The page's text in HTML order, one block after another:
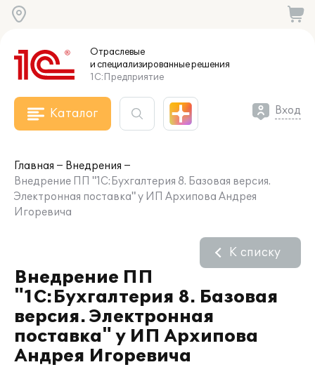
Отраслевые
и специализированныерешения
1С:Предприятие
Каталог Вход
Главная
Внедрения
Внедрение ПП "1С:Бухгалтерия 8. Базовая версия.
Электронная поставка" у ИП Архипова Андрея
Игоревича
Внедрение ПП
"1С:Бухгалтерия 8. Базовая
версия. Электронная
поставка" у ИП Архипова
Андрея Игоревича
К списку